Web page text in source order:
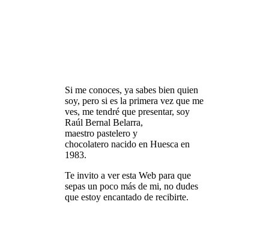
Si me conoces, ya sabes bien quien
soy, pero si es la primera vez que me
ves, me tendré que presentar, soy
Raúl Bernal Belarra,
maestro pastelero y
chocolatero nacido en Huesca en
1983.
Te invito a ver esta Web para que
sepas un poco más de mi, no dudes
que estoy encantado de recibirte.